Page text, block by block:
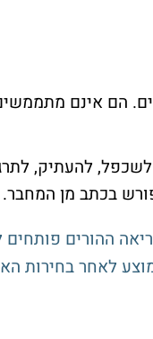
הם אינם
לשכפל, להעתיק,
בכתב מן המחבר.
ההורים פותחים